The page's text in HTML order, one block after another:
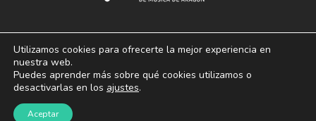
© 2013 – 2026. Conservatorio Superior de Música de Aragón. Vía Hispanidad, n.º
Utilizamos cookies para ofrecerte la mejor experiencia en
nuestra web.
Puedes aprender más sobre qué cookies utilizamos o
desactivarlas en los ajustes.
Aceptar